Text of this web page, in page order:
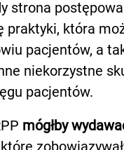
strona
praktyki, która
pacjentów, a
niekorzystne
pacjentów.
mógłby